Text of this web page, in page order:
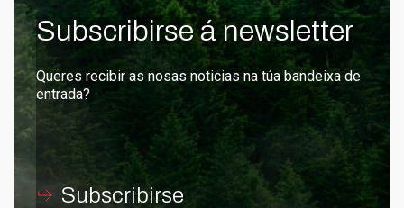
Subscribirse á newsletter
Queres recibir as nosas noticias na túa bandeixa de
entrada?
Subscribirse